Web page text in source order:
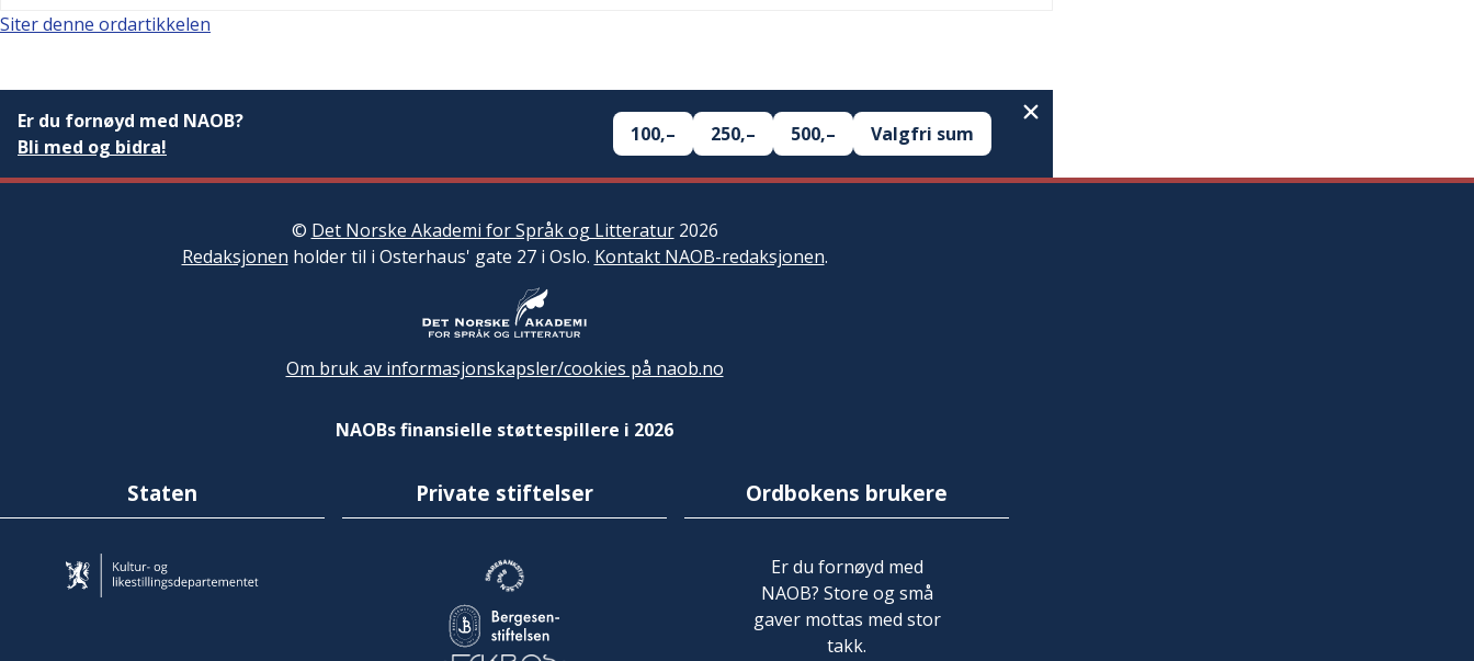
Siter denne ordartikkelen
Er du fornøyd med NAOB?
Bli med og bidra!
100,– 250,– 500,– Valgfri sum
© Det Norske Akademi for Språk og Litteratur2026
Redaksjonen holder til i Osterhaus' gate 27 i Oslo. Kontakt NAOB-redaksjonen.
Om bruk av informasjonskapsler/cookies på naob.no
NAOBs finansielle støttespillere i 2026
Staten Private stiftelser Ordbokens brukere
Er du fornøyd med
NAOB? Store og små
gaver mottas med stor
takk.